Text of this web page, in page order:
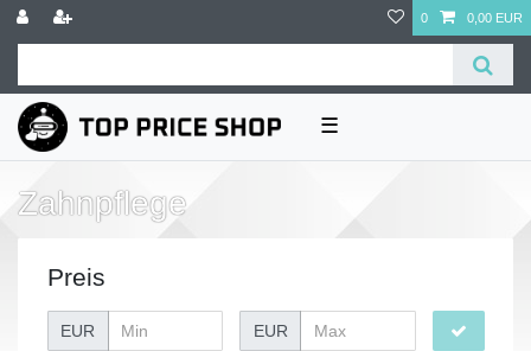
0 0,00 EUR
☰
Zahnpflege
Preis
EUR EUR